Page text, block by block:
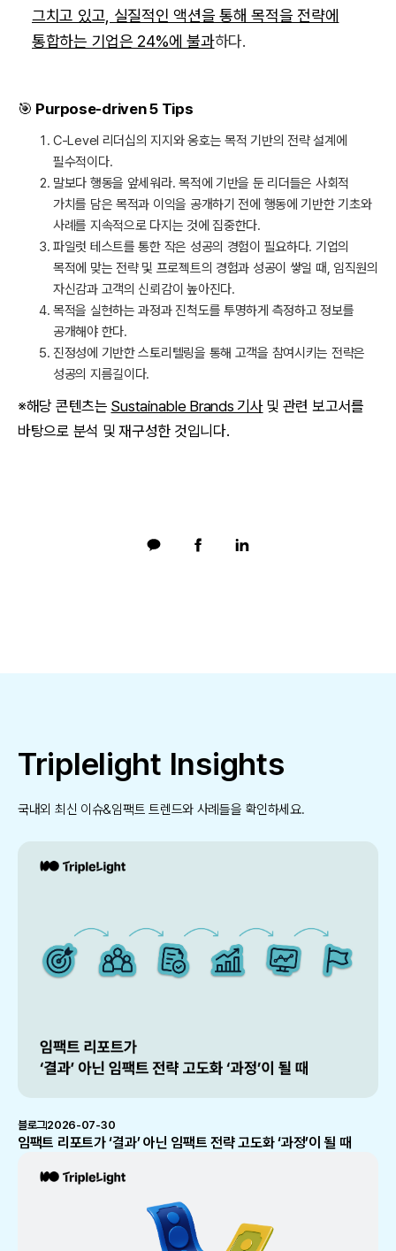
그치고 있고, 실질적인 액션을 통해 목적을 전략에
통합하는 기업은 24%에 불과하다.
🎯 Purpose-driven 5 Tips
C-Level 리더십의 지지와 옹호는 목적 기반의 전략 설계에
필수적이다.
말보다 행동을 앞세워라. 목적에 기반을 둔 리더들은 사회적
가치를 담은 목적과 이익을 공개하기 전에 행동에 기반한 기초와
사례를 지속적으로 다지는 것에 집중한다.
파일럿 테스트를 통한 작은 성공의 경험이 필요하다. 기업의
목적에 맞는 전략 및 프로젝트의 경험과 성공이 쌓일 때, 임직원의
자신감과 고객의 신뢰감이 높아진다.
목적을 실현하는 과정과 진척도를 투명하게 측정하고 정보를
공개해야 한다.
진정성에 기반한 스토리텔링을 통해 고객을 참여시키는 전략은
성공의 지름길이다.
※해당 콘텐츠는 Sustainable Brands 기사및 관련 보고서를
바탕으로 분석 및 재구성한 것입니다.
Triplelight Insights
국내외 최신 이슈&임팩트 트렌드와 사례들을 확인하세요.
블로그2026-07-30
임팩트 리포트가 ‘결과’ 아닌 임팩트 전략 고도화 ‘과정’이 될 때